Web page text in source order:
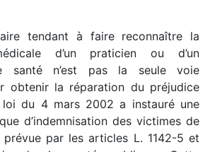
tendant à faire reconnaître la
d’un praticien ou d’un
santé n’est pas la seule voie
obtenir la réparation du préjudice
du 4 mars 2002 a instauré une
d’indemnisation des victimes de
prévue par les articles L. 1142-5 et